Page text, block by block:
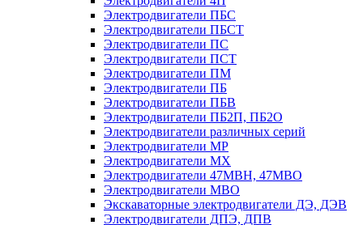
Электродвигатели ПБС
Электродвигатели ПБСТ
Электродвигатели ПС
Электродвигатели ПСТ
Электродвигатели ПМ
Электродвигатели ПБ
Электродвигатели ПБВ
Электродвигатели ПБ2П, ПБ2О
Электродвигатели различных серий
Электродвигатели МР
Электродвигатели MX
Электродвигатели 47MBH, 47МВО
Электродвигатели MBO
Экскаваторные электродвигатели ДЭ, ДЭВ
Электродвигатели ДПЭ, ДПВ